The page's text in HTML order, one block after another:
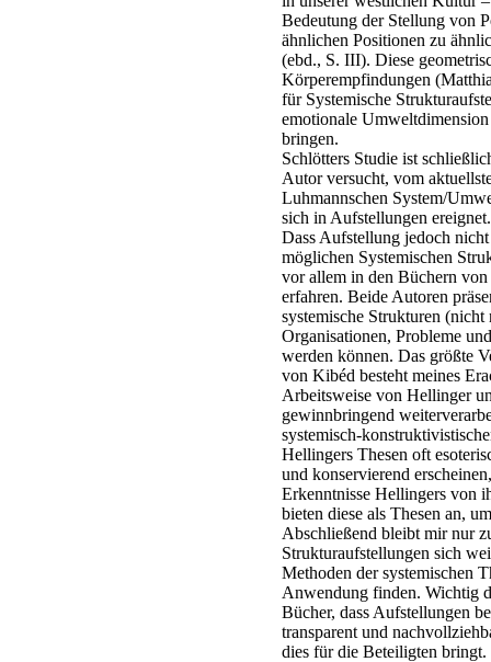
Bedeutung der Stellung von
ähnlichen Positionen zu
(ebd., S. III). Diese
Körperempfindungen
für Systemische
emotionale
bringen.
Schlötters Studie ist
Autor versucht, vom
Luhmannschen System/
sich in Aufstellungen ereignet.
Dass Aufstellung jedoch
möglichen Systemischen
vor allem in den Büchern
erfahren. Beide Autoren
systemische Strukturen
Organisationen, Probleme
werden können. Das größte
von Kibéd besteht meines
Arbeitsweise von Hellinger
gewinnbringend
systemisch-
Hellingers Thesen oft
und konservierend
Erkenntnisse Hellingers von
bieten diese als Thesen an,
Abschließend bleibt mir nur
Strukturaufstellungen sich
Methoden der systemischen
Anwendung finden. Wichtig
Bücher, dass Aufstellungen
transparent und
dies für die Beteiligten bringt.